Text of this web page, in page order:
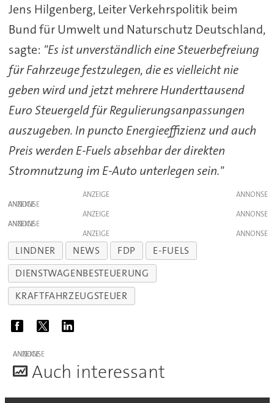
Jens Hilgenberg, Leiter Verkehrspolitik beim
Bund für Umwelt und Naturschutz Deutschland,
sagte: "Es ist unverständlich eine Steuerbefreiung
für Fahrzeuge festzulegen, die es vielleicht nie
geben wird und jetzt mehrere Hunderttausend
Euro Steuergeld für Regulierungsanpassungen
auszugeben. In puncto Energieeffizienz und auch
Preis werden E-Fuels absehbar der direkten
Stromnutzung im E-Auto unterlegen sein."
ANZEIGE
ANZEIGE
ANZEIGE
ANZEIGE
ANZEIGE
LINDNER NEWS FDP
E-FUELS
DIENSTWAGENBESTEUERUNG
KRAFTFAHRZEUGSTEUER
ANZEIGE
Auch interessant